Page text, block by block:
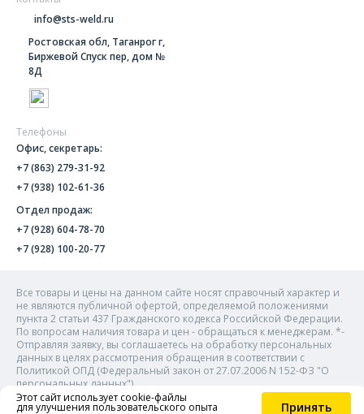
Этот сайт использует cookie-файлы
для улучшения пользовательского опыта Принять
info@sts-weld.ru
Ростовская обл, Таганрог г,
Биржевой Спуск пер, дом №
8Д
Телефоны
Офис, секретарь:
+7 (863) 279-31-92
+7 (938) 102-61-36
Отдел продаж:
+7 (928) 604-78-70
+7 (928) 100-20-77
Все товары и цены на данном сайте носят справочный характер и
не являются публичной офертой, определяемой положениями
пункта 2 статьи 437 Гражданского кодекса Российской Федерации.
По вопросам наличия товара и цен - обращаться к менеджерам. *-
Отправляя заявку, вы соглашаетесь на обработку персональных
данных в целях рассмотрения обращения в соответствии с
Политикой ОПД (Федеральный закон от 27.07.2006 N 152-ФЗ "О
персональных данных").